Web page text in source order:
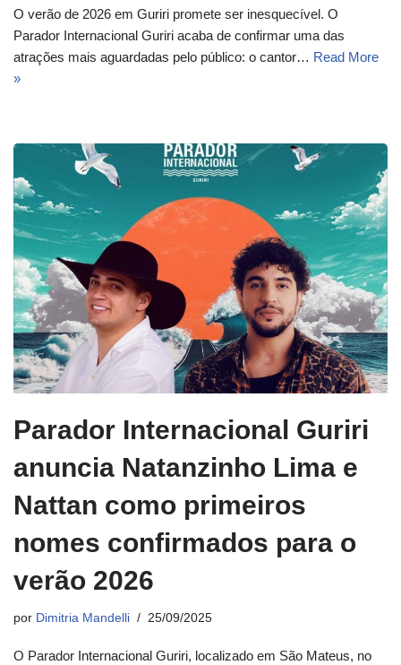
O verão de 2026 em Guriri promete ser inesquecível. O
Parador Internacional Guriri acaba de confirmar uma das
atrações mais aguardadas pelo público: o cantor… Read More
»
Parador Internacional Guriri
anuncia Natanzinho Lima e
Nattan como primeiros
nomes confirmados para o
verão 2026
por Dimitria Mandelli 25/09/2025
O Parador Internacional Guriri, localizado em São Mateus, no